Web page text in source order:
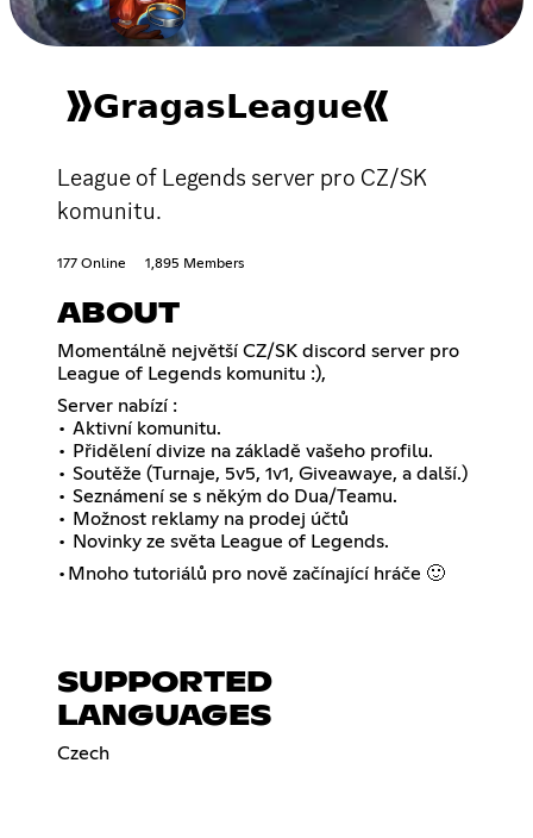
》𝗚𝗿𝗮𝗴𝗮𝘀𝗟𝗲𝗮𝗴𝘂𝗲《
League of Legends server pro CZ/SK
komunitu.
177 Online 1,895 Members
ABOUT
Momentálně největší CZ/SK discord server pro
League of Legends komunitu :),
Server nabízí :
• Aktivní komunitu.
• Přidělení divize na základě vašeho profilu.
• Soutěže (Turnaje, 5v5, 1v1, Giveawaye, a další.)
• Seznámení se s někým do Dua/Teamu.
• Možnost reklamy na prodej účtů
• Novinky ze světa League of Legends.
•Mnoho tutoriálů pro nově začínající hráče 🙂
SUPPORTED
LANGUAGES
Czech